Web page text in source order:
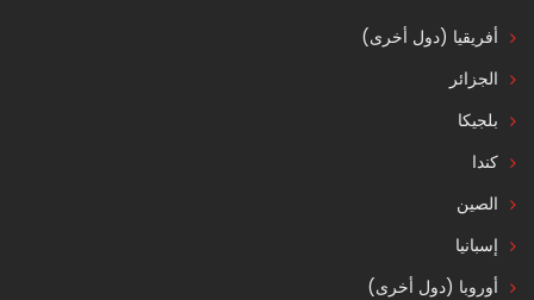
أفريقيا (دول أخرى)
الجزائر
بلجيكا
كندا
الصين
إسبانيا
أوروبا (دول أخرى)